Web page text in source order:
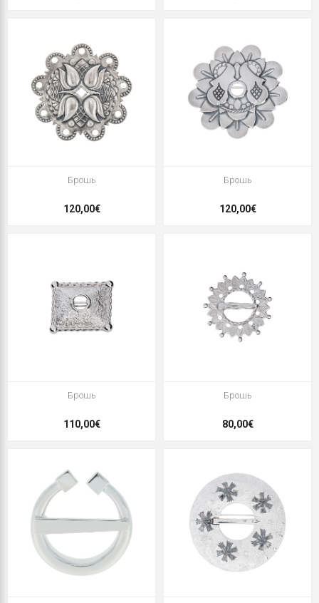
Брошь
120,00€
Брошь
120,00€
Брошь
110,00€
Брошь
80,00€